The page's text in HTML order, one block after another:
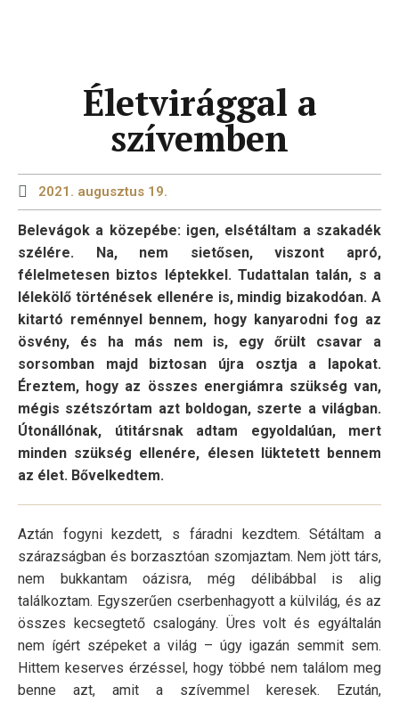
Életvirággal a
szívemben
2021. augusztus 19.
Belevágok a közepébe: igen, elsétáltam a szakadék
szélére. Na, nem sietősen, viszont apró,
félelmetesen biztos léptekkel. Tudattalan talán, s a
lélekölő történések ellenére is, mindig bizakodóan. A
kitartó reménnyel bennem, hogy kanyarodni fog az
ösvény, és ha más nem is, egy őrült csavar a
sorsomban majd biztosan újra osztja a lapokat.
Éreztem, hogy az összes energiámra szükség van,
mégis szétszórtam azt boldogan, szerte a világban.
Útonállónak, útitársnak adtam egyoldalúan, mert
minden szükség ellenére, élesen lüktetett bennem
az élet. Bővelkedtem.
Aztán fogyni kezdett, s fáradni kezdtem. Sétáltam a
szárazságban és borzasztóan szomjaztam. Nem jött társ,
nem bukkantam oázisra, még délibábbal is alig
találkoztam. Egyszerűen cserbenhagyott a külvilág, és az
összes kecsegtető csalogány. Üres volt és egyáltalán
nem ígért szépeket a világ – úgy igazán semmit sem.
Hittem keserves érzéssel, hogy többé nem találom meg
benne azt, amit a szívemmel keresek. Ezután,